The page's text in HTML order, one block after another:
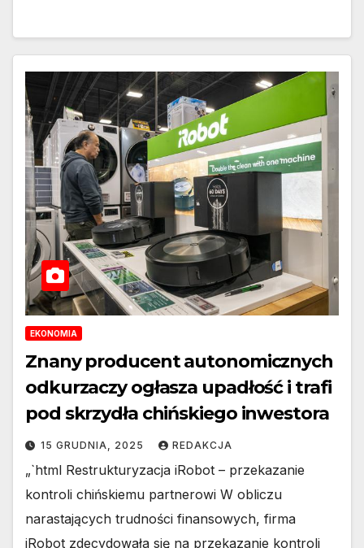
EKONOMIA
Znany producent autonomicznych
odkurzaczy ogłasza upadłość i trafi
pod skrzydła chińskiego inwestora
15 GRUDNIA, 2025 REDAKCJA
„`html Restrukturyzacja iRobot – przekazanie
kontroli chińskiemu partnerowi W obliczu
narastających trudności finansowych, firma
iRobot zdecydowała się na przekazanie kontroli